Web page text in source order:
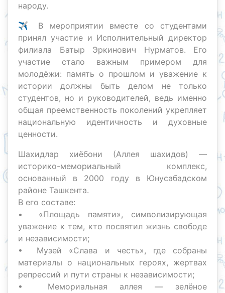
народу.
✈️ В мероприятии вместе со студентами
принял участие и Исполнительный директор
филиала Батыр Эркинович Нурматов. Его
участие стало важным примером для
молодёжи: память о прошлом и уважение к
истории должны быть делом не только
студентов, но и руководителей, ведь именно
общая преемственность поколений укрепляет
национальную идентичность и духовные
ценности.
Шахидлар хиёбони (Аллея шахидов) —
историко-мемориальный комплекс,
основанный в 2000 году в Юнусабадском
районе Ташкента.
В его составе:
• «Площадь памяти», символизирующая
уважение к тем, кто посвятил жизнь свободе
и независимости;
• Музей «Слава и честь», где собраны
материалы о национальных героях, жертвах
репрессий и пути страны к независимости;
• Мемориальная аллея — зелёное